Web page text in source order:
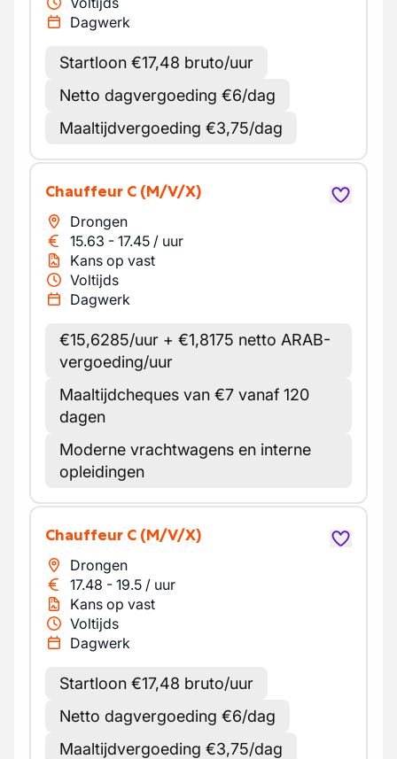
Dagwerk
Startloon €17,48 bruto/uur
Netto dagvergoeding €6/dag
Maaltijdvergoeding €3,75/dag
Chauffeur C (M/V/X)
Drongen
15.63 - 17.45 / uur
Kans op vast
Voltijds
Dagwerk
€15,6285/uur + €1,8175 netto ARAB-
vergoeding/uur
Maaltijdcheques van €7 vanaf 120
dagen
Moderne vrachtwagens en interne
opleidingen
Chauffeur C (M/V/X)
Drongen
17.48 - 19.5 / uur
Kans op vast
Voltijds
Dagwerk
Startloon €17,48 bruto/uur
Netto dagvergoeding €6/dag
Maaltijdvergoeding €3,75/dag